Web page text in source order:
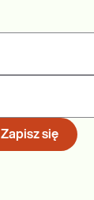
Zapisz się